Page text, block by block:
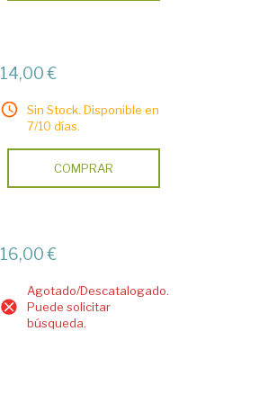
14,00 €
Sin Stock. Disponible en
7/10 días.
COMPRAR
16,00 €
Agotado/Descatalogado.
Puede solicitar
búsqueda.